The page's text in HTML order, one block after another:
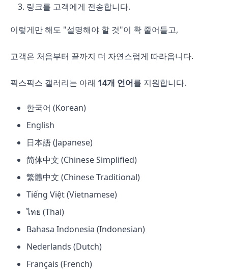
링크를 고객에게 전송합니다.
이렇게만 해도 "설명해야 할 것"이 확 줄어들고,
고객은 처음부터 끝까지 더 자연스럽게 따라옵니다.
픽스픽스 갤러리는 아래 14개 언어를 지원합니다.
한국어 (Korean)
English
日本語 (Japanese)
简体中文 (Chinese Simplified)
繁體中文 (Chinese Traditional)
Tiếng Việt (Vietnamese)
ไทย (Thai)
Bahasa Indonesia (Indonesian)
Nederlands (Dutch)
Français (French)